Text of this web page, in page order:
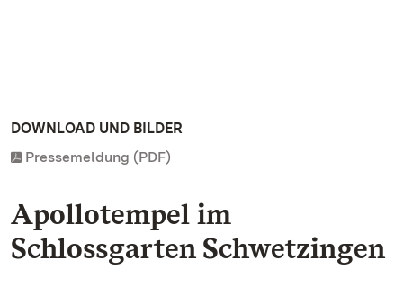
DOWNLOAD UND BILDER
Pressemeldung (PDF)
Apollotempel im
Schlossgarten Schwetzingen